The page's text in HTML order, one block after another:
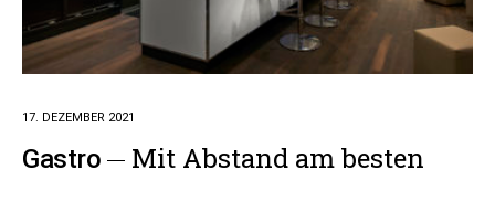
17. DEZEMBER 2021
Gastro Mit Abstand am besten